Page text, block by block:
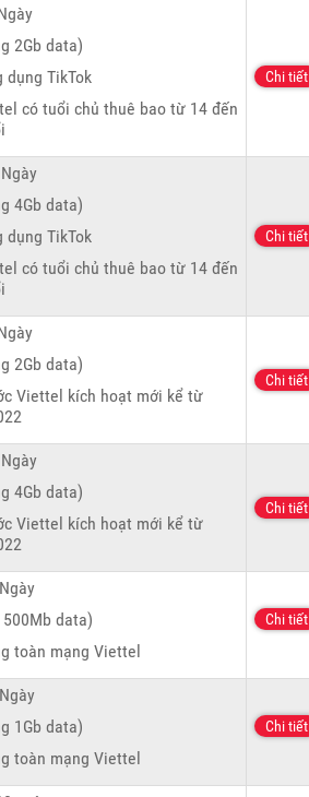
2Gb data)
dụng TikTok
có tuổi chủ thuê bao từ 14 đến
Chi tiết
4Gb data)
dụng TikTok
có tuổi chủ thuê bao từ 14 đến
Chi tiết
2Gb data)
Viettel kích hoạt mới kể từ
Chi tiết
4Gb data)
Viettel kích hoạt mới kể từ
Chi tiết
data)
toàn mạng Viettel
Chi tiết
1Gb data)
toàn mạng Viettel
Chi tiết